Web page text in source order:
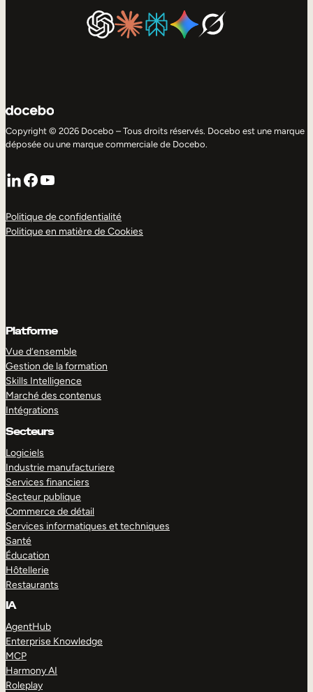
Copyright © 2026 Docebo – Tous droits réservés. Docebo est une marque
déposée ou une marque commerciale de Docebo.
LinkedIn
Facebook
YouTube
Politique de confidentialité
Politique en matière de Cookies
Platforme
Vue d’ensemble
Gestion de la formation
Skills Intelligence
Marché des contenus
Intégrations
Secteurs
Logiciels
Industrie manufacturiere
Services financiers
Secteur publique
Commerce de détail
Services informatiques et techniques
Santé
Éducation
Hôtellerie
Restaurants
IA
AgentHub
Enterprise Knowledge
MCP
Harmony AI
Roleplay